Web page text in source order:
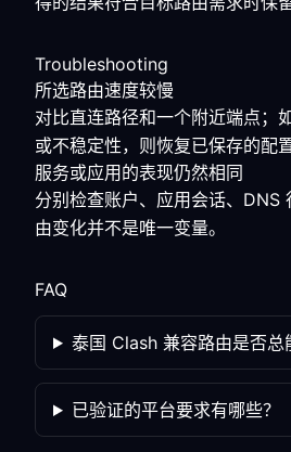
Troubleshooting
所选路由速度较慢
对比直连路径和一个附近端点；
或不稳定性，则恢复已保存的配置
服务或应用的表现仍然相同
分别检查账户、应用会话、DNS
由变化并不是唯一变量。
FAQ
泰国 Clash 兼容路由是否总
已验证的平台要求有哪些？